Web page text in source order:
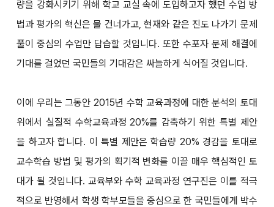
량을 강화시키기 위해 학교 교실 속에 도입하고자 했던 수업 방
법과 평가의 혁신은 물 건너가고, 현재와 같은 진도 나가기 문제
풀이 중심의 수업만 답습할 것입니다. 또한 수포자 문제 해결에
기대를 걸었던 국민들의 기대감은 싸늘하게 식어질 것입니다.
이에 우리는 그동안 2015년 수학 교육과정에 대한 분석의 토대
위에서 실질적 수학교육과정 20%를 감축하기 위한 특별 제안
을 하고자 합니다. 이 특별 제안은 학습량 20% 경감을 토대로
교수학습 방법 및 평가의 획기적 변화를 이끌 매우 핵심적인 토
대가 될 것입니다. 교육부와 수학 교육과정 연구진은 이를 적극
적으로 반영해서 학생 학부모들을 중심으로 한 국민들에게 박수